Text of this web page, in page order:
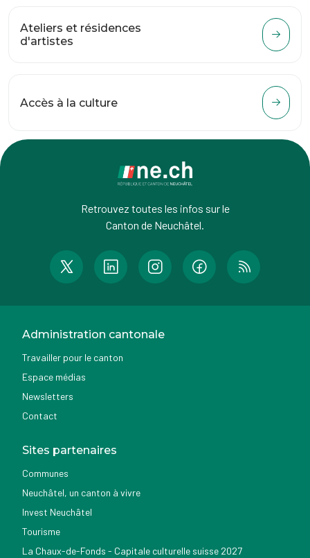
Ateliers et résidences
d'artistes
Accès à la culture
Retrouvez toutes les infos sur le
Canton de Neuchâtel.
Administration cantonale
Travailler pour le canton
Espace médias
Newsletters
Contact
Sites partenaires
Communes
Neuchâtel, un canton à vivre
Invest Neuchâtel
Tourisme
La Chaux-de-Fonds - Capitale culturelle suisse 2027